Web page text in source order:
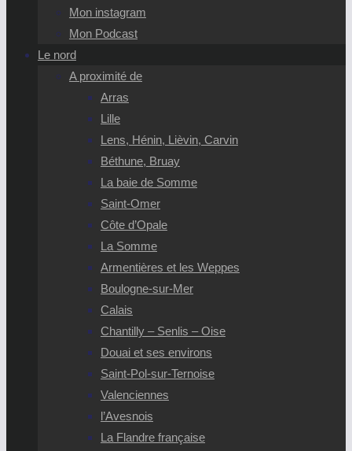
Mon instagram
Mon Podcast
Le nord
A proximité de
Arras
Lille
Lens, Hénin, Lièvin, Carvin
Béthune, Bruay
La baie de Somme
Saint-Omer
Côte d’Opale
La Somme
Armentières et les Weppes
Boulogne-sur-Mer
Calais
Chantilly – Senlis – Oise
Douai et ses environs
Saint-Pol-sur-Ternoise
Valenciennes
l’Avesnois
La Flandre française